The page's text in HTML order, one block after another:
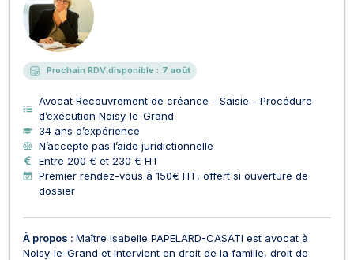
Prochain RDV disponible : 7 août
Avocat Recouvrement de créance - Saisie - Procédure
d’exécution Noisy-le-Grand
34 ans d’expérience
N’accepte pas l’aide juridictionnelle
Entre 200 € et 230 € HT
Premier rendez-vous à 150€ HT, offert si ouverture de
dossier
À propos : Maître Isabelle PAPELARD-CASATI est avocat à
Noisy-le-Grand et intervient en droit de la famille, droit de